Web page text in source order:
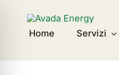
contenuto
Home Servizi